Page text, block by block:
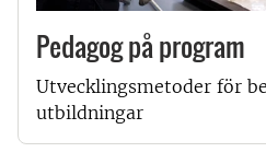
Pedagog på program
Utvecklingsmetoder för
utbildningar